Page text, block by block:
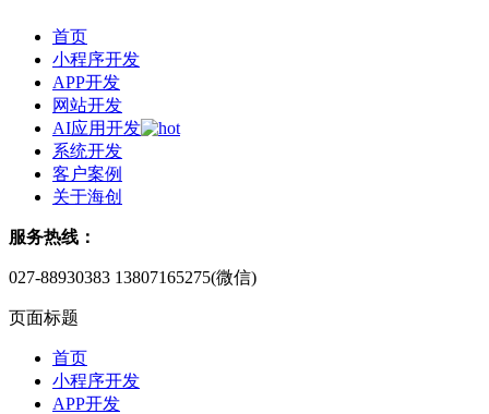
首页
小程序开发
APP开发
网站开发
AI应用开发
系统开发
客户案例
关于海创
服务热线：
027-88930383 13807165275(微信)
页面标题
首页
小程序开发
APP开发